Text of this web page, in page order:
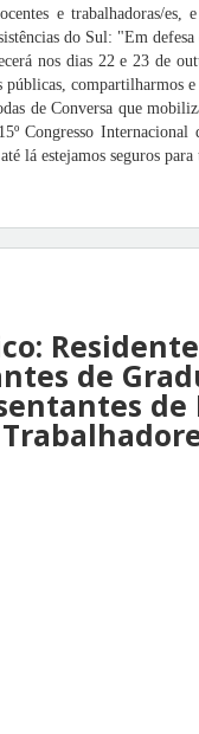
e trabalhadoras/es,
do Sul: "Em defesa
nos dias 22 e 23 de
compartilharmos
de Conversa que
Congresso
lá estejamos seguros
de